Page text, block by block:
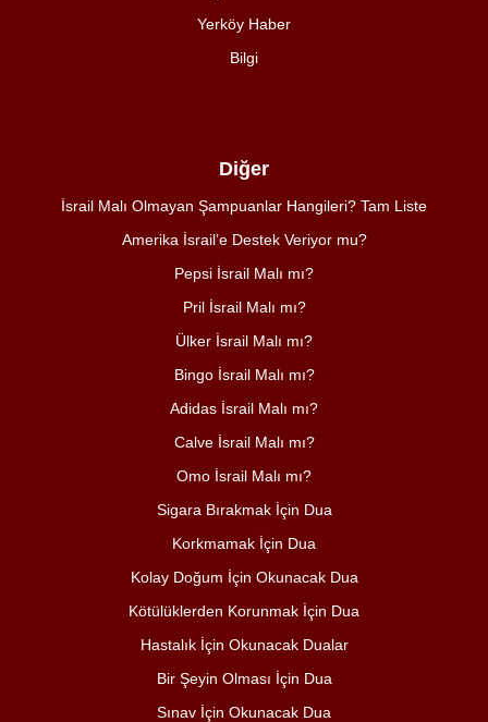
Yerköy Haber
Bilgi
Diğer
İsrail Malı Olmayan Şampuanlar Hangileri? Tam Liste
Amerika İsrail’e Destek Veriyor mu?
Pepsi İsrail Malı mı?
Pril İsrail Malı mı?
Ülker İsrail Malı mı?
Bingo İsrail Malı mı?
Adidas İsrail Malı mı?
Calve İsrail Malı mı?
Omo İsrail Malı mı?
Sigara Bırakmak İçin Dua
Korkmamak İçin Dua
Kolay Doğum İçin Okunacak Dua
Kötülüklerden Korunmak İçin Dua
Hastalık İçin Okunacak Dualar
Bir Şeyin Olması İçin Dua
Sınav İçin Okunacak Dua